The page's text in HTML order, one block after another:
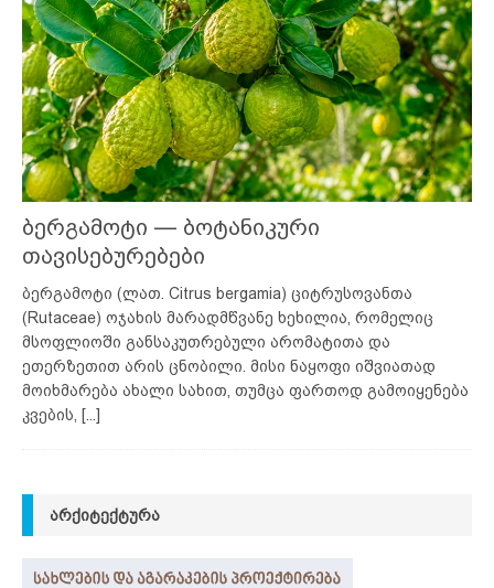
ბერგამოტი — ბოტანიკური
თავისებურებები
ბერგამოტი (ლათ. Citrus bergamia) ციტრუსოვანთა
(Rutaceae) ოჯახის მარადმწვანე ხეხილია, რომელიც
მსოფლიოში განსაკუთრებული არომატითა და
ეთერზეთით არის ცნობილი. მისი ნაყოფი იშვიათად
მოიხმარება ახალი სახით, თუმცა ფართოდ გამოიყენება
კვების,
[...]
ᲐᲠᲥᲘᲢᲔᲥᲢᲣᲠᲐ